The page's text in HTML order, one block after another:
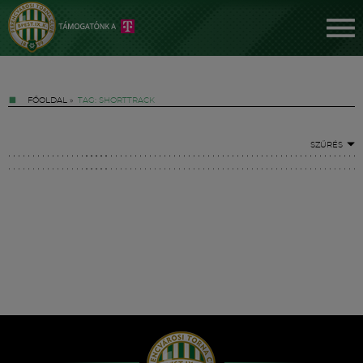
FŐOLDAL » TAG: SHORTTRACK
SZŰRÉS
Hírek